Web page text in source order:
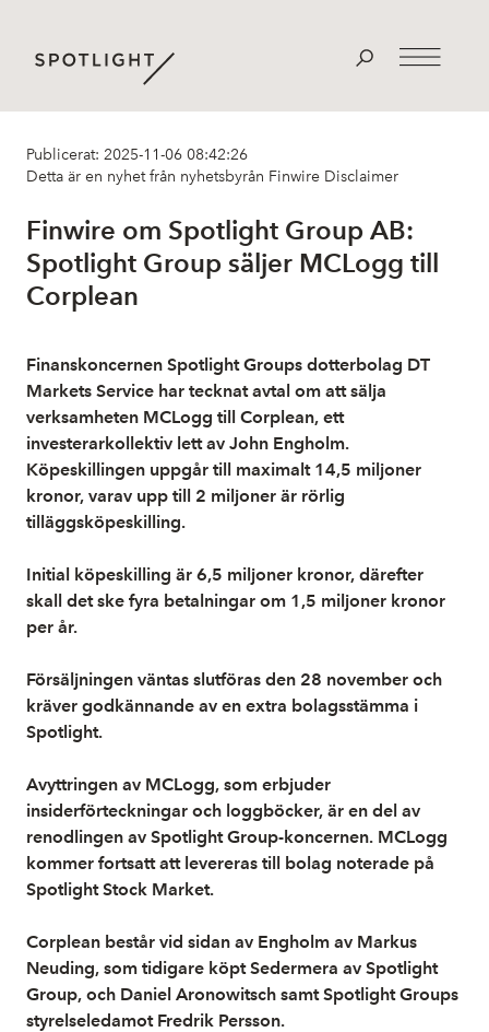
Publicerat: 2025-11-06 08:42:26
Detta är en nyhet från nyhetsbyrån Finwire Disclaimer
Finwire om Spotlight Group AB:
Spotlight Group säljer MCLogg till
Corplean
Finanskoncernen Spotlight Groups dotterbolag DT
Markets Service har tecknat avtal om att sälja
verksamheten MCLogg till Corplean, ett
investerarkollektiv lett av John Engholm.
Köpeskillingen uppgår till maximalt 14,5 miljoner
kronor, varav upp till 2 miljoner är rörlig
tilläggsköpeskilling.
Initial köpeskilling är 6,5 miljoner kronor, därefter
skall det ske fyra betalningar om 1,5 miljoner kronor
per år.
Försäljningen väntas slutföras den 28 november och
kräver godkännande av en extra bolagsstämma i
Spotlight.
Avyttringen av MCLogg, som erbjuder
insiderförteckningar och loggböcker, är en del av
renodlingen av Spotlight Group-koncernen. MCLogg
kommer fortsatt att levereras till bolag noterade på
Spotlight Stock Market.
Corplean består vid sidan av Engholm av Markus
Neuding, som tidigare köpt Sedermera av Spotlight
Group, och Daniel Aronowitsch samt Spotlight Groups
styrelseledamot Fredrik Persson.